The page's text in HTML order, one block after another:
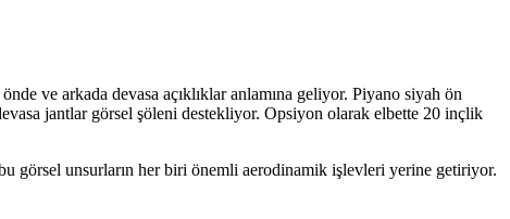
ve arkada devasa açıklıklar anlamına geliyor. Piyano siyah ön
jantlar görsel şöleni destekliyor. Opsiyon olarak elbette 20 inçlik
görsel unsurların her biri önemli aerodinamik işlevleri yerine getiriyor.